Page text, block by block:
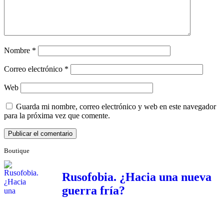
Nombre *
Correo electrónico *
Web
Guarda mi nombre, correo electrónico y web en este navegador
para la próxima vez que comente.
Boutique
Rusofobia. ¿Hacia una nueva
guerra fría?